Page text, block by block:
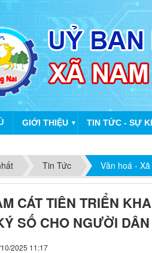
GIỚI THIỆU ▼ TIN TỨC - SỰ
Tin Tức Văn hoá -
CÁT TIÊN TRIỂN
SỐ CHO NGƯỜI
2025 11:17